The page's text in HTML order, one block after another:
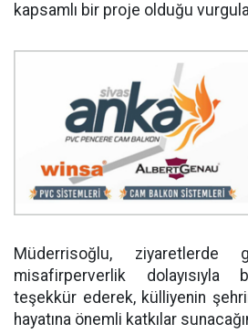
kapsamlı bir proje olduğu
Müderrisoğlu,
misafirperverlik dolayısıyla
teşekkür ederek, külliyenin
hayatına önemli katkılar